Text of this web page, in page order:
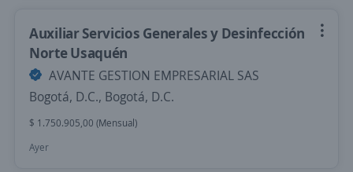
Auxiliar Servicios Generales y Desinfección
Norte Usaquén
AVANTE GESTION EMPRESARIAL SAS
Bogotá, D.C., Bogotá, D.C.
$ 1.750.905,00 (Mensual)
Ayer